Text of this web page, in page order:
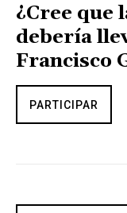
¿Cree que
debería
Francisco
PARTICIPAR